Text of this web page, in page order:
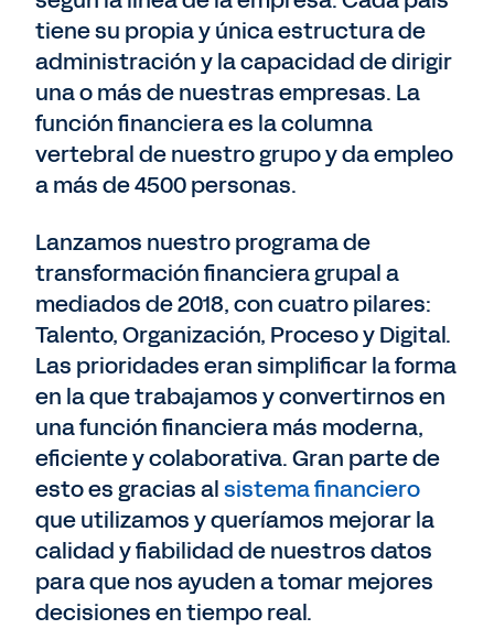
tiene su propia y única estructura de
administración y la capacidad de dirigir
una o más de nuestras empresas. La
función financiera es la columna
vertebral de nuestro grupo y da empleo
a más de 4500 personas.
Lanzamos nuestro programa de
transformación financiera grupal a
mediados de 2018, con cuatro pilares:
Talento, Organización, Proceso y Digital.
Las prioridades eran simplificar la forma
en la que trabajamos y convertirnos en
una función financiera más moderna,
eficiente y colaborativa. Gran parte de
esto es gracias alsistema financiero
que utilizamos y queríamos mejorar la
calidad y fiabilidad de nuestros datos
para que nos ayuden a tomar mejores
decisiones en tiempo real.